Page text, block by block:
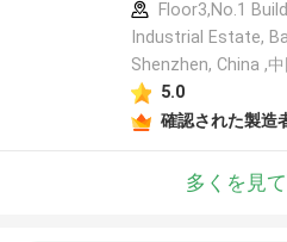
Floor3,No.1
Industrial Estate,
Shenzhen, China ,中
5.0
確認された製造
多くを見